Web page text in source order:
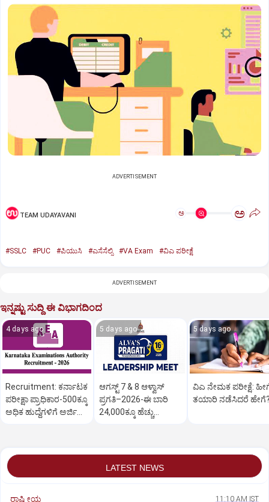
ADVERTISEMENT
TEAM UDAYAVANI ಅ ಅ
#SSLC #PUC #ಪಿಯುಸಿ #ಎಸೆಸೆಲ್ಸಿ #VA Exam #ವಿಎ ಪರೀಕ್ಷೆ
ADVERTISEMENT
ಇನ್ನಷ್ಟು ಸುದ್ದಿ ಈ ವಿಭಾಗದಿಂದ
4 days ago
Recruitment: ಕರ್ನಾಟಕ
ಪರೀಕ್ಷಾ ಪ್ರಾಧಿಕಾರ-500ಕ್ಕೂ
ಅಧಿಕ ಹುದ್ದೆಗಳಿಗೆ ಅರ್ಜಿ
5 days ago
ಆಗಸ್ಟ್ 7 & 8 ಆಳ್ವಾಸ್
ಪ್ರಗತಿ–2026-ಈ ಬಾರಿ
24,000ಕ್ಕೂ ಹೆಚ್ಚು
5 days ago
ವಿಎ ನೇಮಕ ಪರೀಕ್ಷೆ:
ತಯಾರಿ ನಡೆಸಿದರೆ
LATEST NEWS
ರಾಷ್ಟ್ರೀಯ 11:10 AM IST